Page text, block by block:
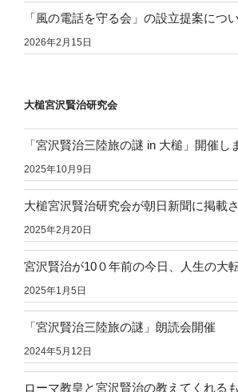
「風の電話を守る会」の設立提案につ
2026年2月15日
大槌宮沢賢治研究会
「宮沢賢治三陸旅の謎 in 大槌」開催し
2025年10月9日
大槌宮沢賢治研究会が朝日新聞に掲載
2025年2月20日
宮沢賢治が10０年前の今日、人生の大
2025年1月5日
「宮沢賢治三陸旅の謎」朗読会開催
2024年5月12日
ローマ教皇と宮沢賢治の教えてくれる